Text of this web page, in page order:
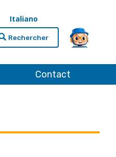
Italiano
Contact